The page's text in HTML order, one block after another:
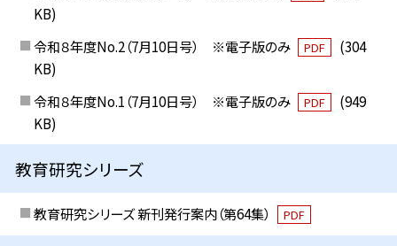
KB)
令和８年度No.2（7月10日号） ※電子版のみ
PDF
(304
KB)
令和８年度No.1（7月10日号） ※電子版のみ
PDF
(949
KB)
教育研究シリーズ
教育研究シリーズ 新刊発行案内（第64集） PDF